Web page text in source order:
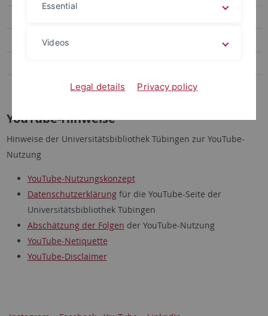
LinkedIn-Hinweise
Datenschutzerklärung
YouTube-Hinweise
Hinweise der Universitätsbibliothek Tübingen zur YouTube-
Nutzung
YouTube-Nutzungskonzept
Datenschutzerklärungfür die YouTube-Seite der
Universitätsbibliothek Tübingen
Abschätzung der Folgen der YouTube-Nutzung
YouTube-Netiquette
YouTube-Disclaimer
Essential
Videos
Legal details Privacy policy